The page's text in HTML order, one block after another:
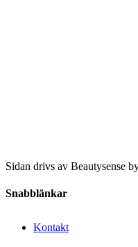
Sidan drivs av Beautysense
Snabblänkar
Kontakt